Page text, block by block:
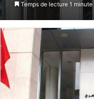
Temps de lecture 1 minute